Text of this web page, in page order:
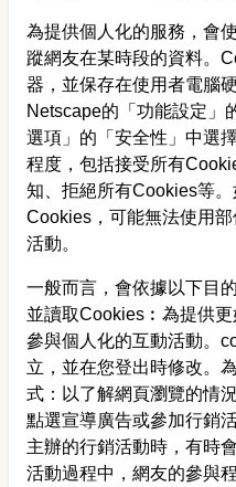
為提供個人化的服務，會
蹤網友在某時段的資料。
器，並保存在使用者電腦
Netscape的「功能設定」
選項」的「安全性」中選
程度，包括接受所有
知、拒絕所有Cookies等
Cookies，可能無法使用
活動。
一般而言，會依據以下目
並讀取Cookies︰為提供
參與個人化的互動活動。
立，並在您登出時修改。
式：以了解網頁瀏覽的情
點選宣導廣告或參加行銷
主辦的行銷活動時，有時
活動過程中，網友的參與